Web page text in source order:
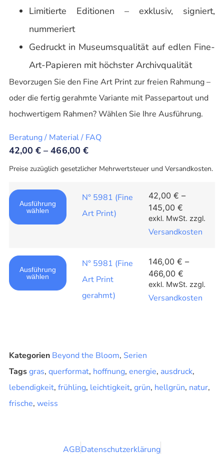
Limitierte Editionen – exklusiv, signiert,
nummeriert
Gedruckt in Museumsqualität auf edlen Fine-
Art-Papieren mit höchster Archivqualität
Bevorzugen Sie den Fine Art Print zur freien Rahmung –
oder die fertig gerahmte Variante mit Passepartout und
hochwertigem Rahmen? Wählen Sie Ihre Ausführung.
Beratung / Material / FAQ
42,00€ –466,00 €
Preise zuzüglich gesetzlicher Mehrwertsteuer und Versandkosten.
Ausführung
wählen
N° 5981 (Fine
Art Print)
42,00 € –
145,00 €
exkl. MwSt. zzgl.
Versandkosten
Ausführung
wählen
N° 5981 (Fine
Art Print
gerahmt)
146,00 € –
466,00 €
exkl. MwSt. zzgl.
Versandkosten
Kategorien Beyond the Bloom, Serien
Tagsgras, querformat, hoffnung, energie, ausdruck,
lebendigkeit, frühling, leichtigkeit, grün, hellgrün, natur,
frische, weiss
AGBDatenschutzerklärung